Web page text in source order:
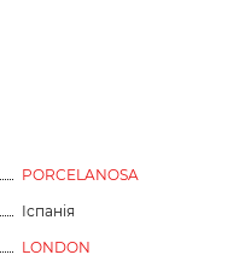
PORCELANOSA
Іспанія
LONDON